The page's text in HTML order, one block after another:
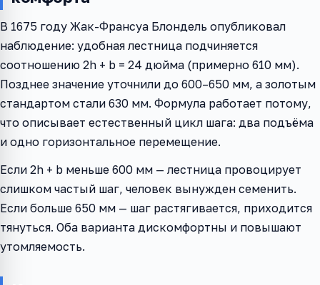
В 1675 году Жак-Франсуа Блондель опубликовал
наблюдение: удобная лестница подчиняется
соотношению 2h + b = 24 дюйма (примерно 610 мм).
Позднее значение уточнили до 600–650 мм, а золотым
стандартом стали 630 мм. Формула работает потому,
что описывает естественный цикл шага: два подъёма
и одно горизонтальное перемещение.
Если 2h + b меньше 600 мм — лестница провоцирует
слишком частый шаг, человек вынужден семенить.
Если больше 650 мм — шаг растягивается, приходится
тянуться. Оба варианта дискомфортны и повышают
утомляемость.